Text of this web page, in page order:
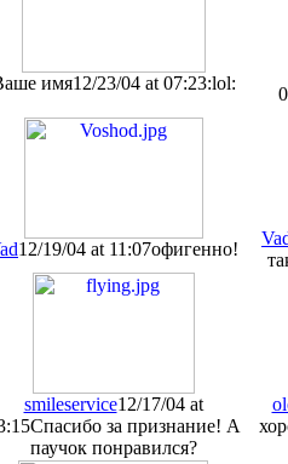
имя12/23/04 at 07:23:lol:
12/19/04 at 11:07офигенно!
smileservice12/17/04 at
Спасибо за признание! А
паучок понравился?